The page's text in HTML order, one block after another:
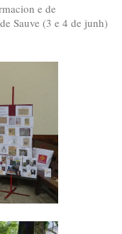
e de
Sauve (3 e 4 de junh)